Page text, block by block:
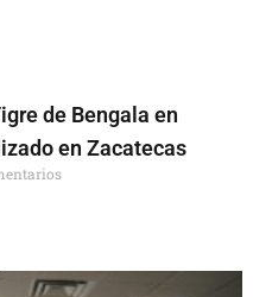
de Bengala en
en Zacatecas